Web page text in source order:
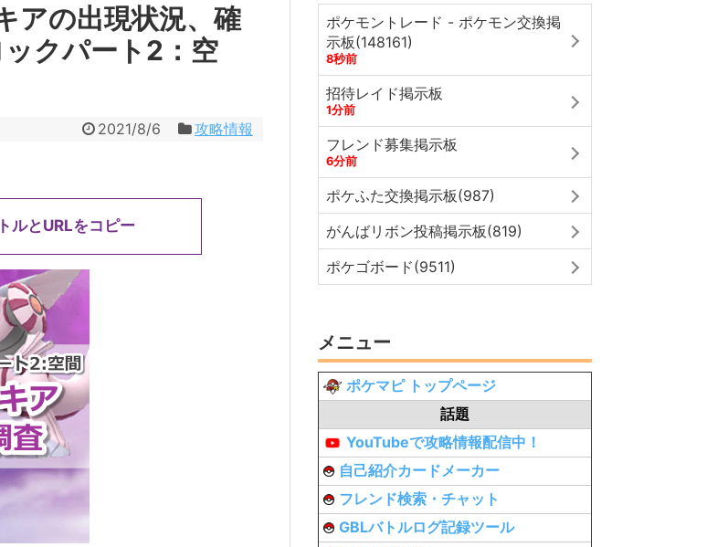
アの出現状況、確
クパート2：空
2021/8/6 攻略情報
ルとURLをコピー
ポケモントレード - ポケモン交換掲
示板(148161)
8秒前
招待レイド掲示板
1分前
フレンド募集掲示板
6分前
ポケふた交換掲示板(987)
がんばリボン投稿掲示板(819)
ポケゴボード(9511)
メニュー
ポケマピ トップページ
話題
YouTubeで攻略情報配信中！
自己紹介カードメーカー
フレンド検索・チャット
GBLバトルログ記録ツール